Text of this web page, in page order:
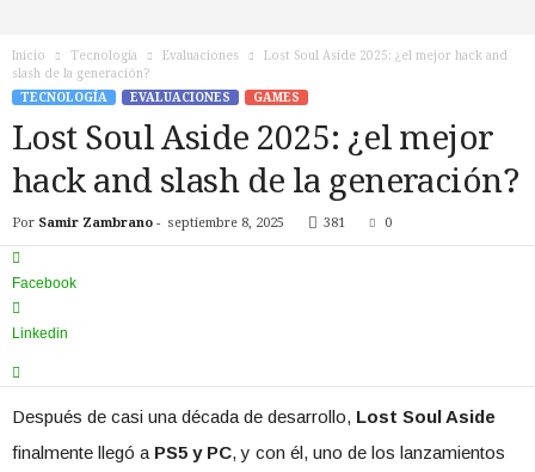
Inicio Tecnología Evaluaciones
Lost Soul Aside 2025: ¿el mejor hack and
slash de la generación?
TECNOLOGÍA
EVALUACIONES GAMES
Lost Soul Aside 2025: ¿el mejor
hack and slash de la generación?
Por Samir Zambrano - septiembre 8, 2025 381 0
Facebook
Linkedin
Después de casi una década de desarrollo, Lost Soul Aside
finalmente llegó a PS5 y PC, y con él, uno de los lanzamientos